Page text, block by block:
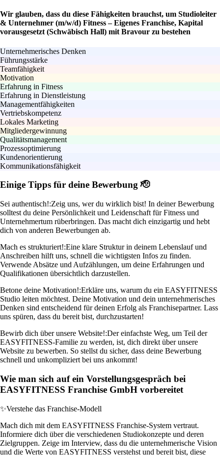
Wir glauben, dass du diese Fähigkeiten brauchst, um Studioleiter
& Unternehmer (m/w/d) Fitness – Eigenes Franchise, Kapital
vorausgesetzt (Schwäbisch Hall) mit Bravour zu bestehen
Unternehmerisches Denken
Führungsstärke
Teamfähigkeit
Motivation
Erfahrung in Fitness
Erfahrung in Dienstleistung
Managementfähigkeiten
Vertriebskompetenz
Lokales Marketing
Mitgliedergewinnung
Qualitätsmanagement
Prozessoptimierung
Kundenorientierung
Kommunikationsfähigkeit
Einige Tipps für deine Bewerbung 🫡
Sei authentisch!:Zeig uns, wer du wirklich bist! In deiner Bewerbung
solltest du deine Persönlichkeit und Leidenschaft für Fitness und
Unternehmertum rüberbringen. Das macht dich einzigartig und hebt
dich von anderen Bewerbungen ab.
Mach es strukturiert!:Eine klare Struktur in deinem Lebenslauf und
Anschreiben hilft uns, schnell die wichtigsten Infos zu finden.
Verwende Absätze und Aufzählungen, um deine Erfahrungen und
Qualifikationen übersichtlich darzustellen.
Betone deine Motivation!:Erkläre uns, warum du ein EASYFITNESS
Studio leiten möchtest. Deine Motivation und dein unternehmerisches
Denken sind entscheidend für deinen Erfolg als Franchisepartner. Lass
uns spüren, dass du bereit bist, durchzustarten!
Bewirb dich über unsere Website!:Der einfachste Weg, um Teil der
EASYFITNESS-Familie zu werden, ist, dich direkt über unsere
Website zu bewerben. So stellst du sicher, dass deine Bewerbung
schnell und unkompliziert bei uns ankommt!
Wie man sich auf ein Vorstellungsgespräch bei
EASYFITNESS Franchise GmbH vorbereitet
✨Verstehe das Franchise-Modell
Mach dich mit dem EASYFITNESS Franchise-System vertraut.
Informiere dich über die verschiedenen Studiokonzepte und deren
Zielgruppen. Zeige im Interview, dass du die unternehmerische Vision
und die Werte von EASYFITNESS verstehst und bereit bist, diese